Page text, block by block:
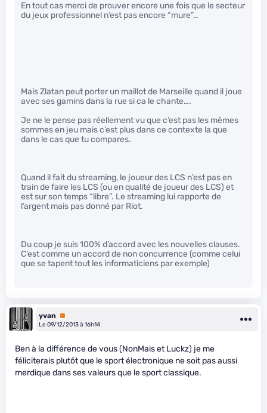
En tout cas merci de prouver encore une fois que le secteur
du jeux professionnel n’est pas encore “mure”…
Mais Zlatan peut porter un maillot de Marseille quand il joue
avec ses gamins dans la rue si ca le chante….
Je ne le pense pas réellement vu que c’est pas les mêmes
sommes en jeu mais c’est plus dans ce contexte la que
dans le cas que tu compares.
Quand il fait du streaming, le joueur des LCS n’est pas en
train de faire les LCS (ou en qualité de joueur des LCS) et
est sur son temps “libre”. Le streaming lui rapporte de
l’argent mais pas donné par Riot.
Du coup je suis 100% d’accord avec les nouvelles clauses.
C’est comme un accord de non concurrence (comme celui
que se tapent tout les informaticiens par exemple)
yvan
Premium
Le 09/12/2013 à 16h14
Ben à la différence de vous (NonMais et Luckz) je me
féliciterais plutôt que le sport électronique ne soit pas aussi
merdique dans ses valeurs que le sport classique.